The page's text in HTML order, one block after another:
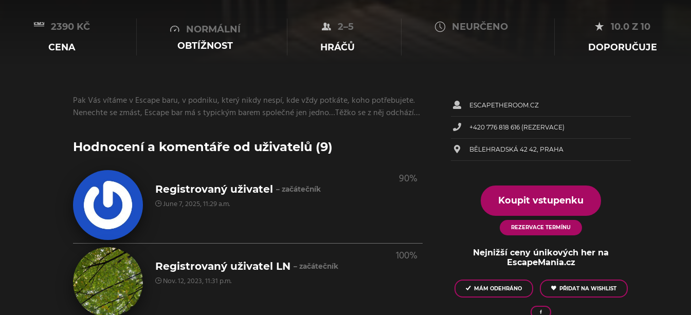
2390 KČ
CENA
NORMÁLNÍ
OBTÍŽNOST
2–5
HRÁČŮ
NEURČENO 10.0 Z 10
DOPORUČUJE
Pak Vás vítáme v Escape baru, v podniku, který nikdy nespí, kde vždy potkáte, koho potřebujete.
Nenechte se zmást, Escape bar má s typickým barem společné jen jedno…Těžko se z něj odchází…
Hodnocení a komentáře od uživatelů (9)
90%
Registrovaný uživatel – začátečník
June 7, 2025, 11:29 a.m.
100%
Registrovaný uživatel LN – začátečník
Nov. 12, 2023, 11:31 p.m.
ESCAPETHEROOM.CZ
+420 776 818 616 (REZERVACE)
BĚLEHRADSKÁ 42 42, PRAHA
Koupit vstupenku
REZERVACE TERMÍNU
Nejnižší ceny únikových her na
EscapeMania.cz
MÁM ODEHRÁNO PŘIDAT NA WISHLIST